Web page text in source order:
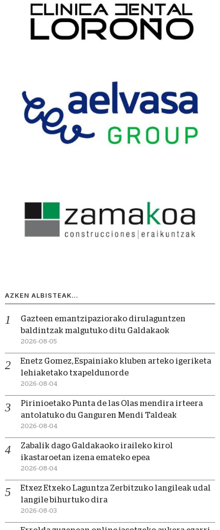
AZKEN ALBISTEAK…
Gazteen emantzipaziorako dirulaguntzen
baldintzak malgutuko ditu Galdakaok
2026-08-05
Enetz Gomez, Espainiako kluben arteko igeriketa
lehiaketako txapeldunorde
2026-08-04
Pirinioetako Punta de las Olas mendira irteera
antolatuko du Ganguren Mendi Taldeak
2026-08-04
Zabalik dago Galdakaoko iraileko kirol
ikastaroetan izena emateko epea
2026-08-04
Etxez Etxeko Laguntza Zerbitzuko langileak udal
langile bihurtuko dira
2026-08-03